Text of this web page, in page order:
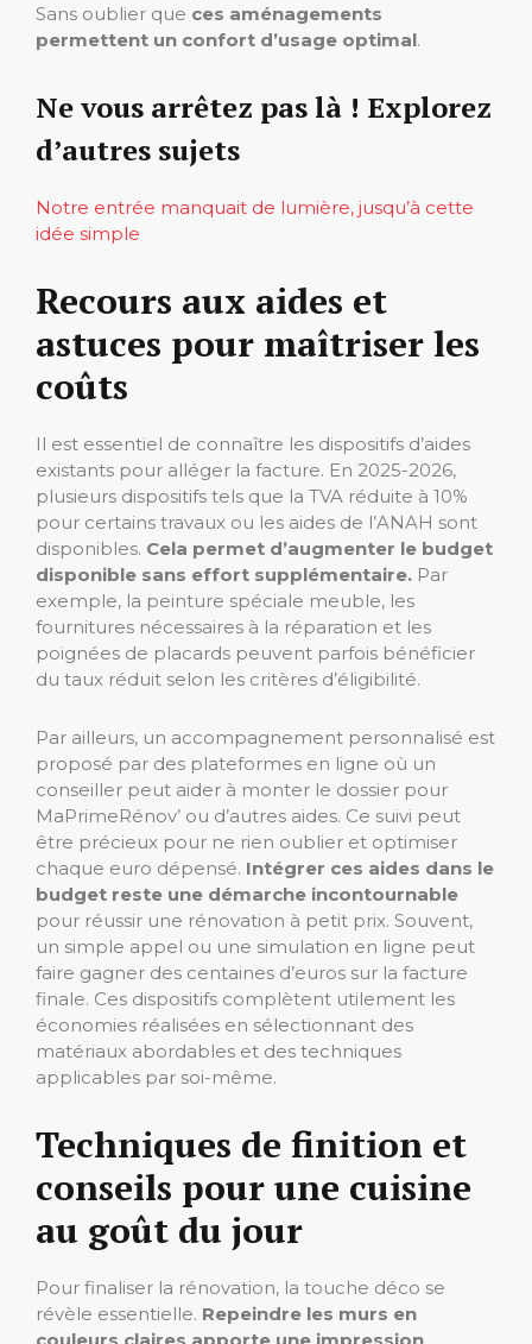
Sans oublier que ces aménagements
permettent un confort d’usage optimal.
Ne vous arrêtez pas là ! Explorez
d’autres sujets
Notre entrée manquait de lumière, jusqu’à cette
idée simple
Recours aux aides et
astuces pour maîtriser les
coûts
Il est essentiel de connaître les dispositifs d’aides
existants pour alléger la facture. En 2025-2026,
plusieurs dispositifs tels que la TVA réduite à 10%
pour certains travaux ou les aides de l’ANAH sont
disponibles. Cela permet d’augmenter le budget
disponible sans effort supplémentaire. Par
exemple, la peinture spéciale meuble, les
fournitures nécessaires à la réparation et les
poignées de placards peuvent parfois bénéficier
du taux réduit selon les critères d’éligibilité.
Par ailleurs, un accompagnement personnalisé est
proposé par des plateformes en ligne où un
conseiller peut aider à monter le dossier pour
MaPrimeRénov’ ou d’autres aides. Ce suivi peut
être précieux pour ne rien oublier et optimiser
chaque euro dépensé. Intégrer ces aides dans le
budget reste une démarche incontournable
pour réussir une rénovation à petit prix. Souvent,
un simple appel ou une simulation en ligne peut
faire gagner des centaines d’euros sur la facture
finale. Ces dispositifs complètent utilement les
économies réalisées en sélectionnant des
matériaux abordables et des techniques
applicables par soi-même.
Techniques de finition et
conseils pour une cuisine
au goût du jour
Pour finaliser la rénovation, la touche déco se
révèle essentielle. Repeindre les murs en